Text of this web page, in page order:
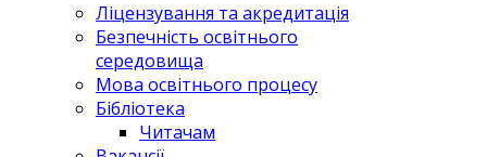
Ліцензування та акредитація
Безпечність освітнього
середовища
Мова освітнього процесу
Бібліотека
Читачам